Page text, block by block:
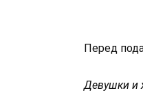
Перед
Девушки и